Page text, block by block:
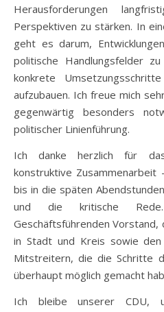
Herausforderungen
Perspektiven zu stärken. In
geht es darum,
politische Handlungsfelder
konkrete
aufzubauen. Ich freue mich
gegenwärtig besonders
politischer Linienführung.
Ich danke herzlich für
konstruktive
bis in die späten
und die kritische
Geschäftsführenden
in Stadt und Kreis sowie den
Mitstreitern, die die Schritte
überhaupt möglich gemacht
Ich bleibe unserer CDU,